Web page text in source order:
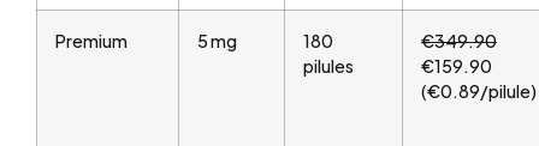
Premium 5 mg
180
pilules
€349.90
€159.90
(€0.89/pilule)